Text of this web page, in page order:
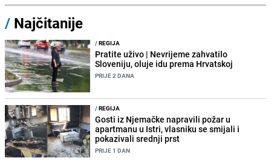
/ Najčitanije
/REGIJA
Pratite uživo | Nevrijeme zahvatilo
Sloveniju, oluje idu prema Hrvatskoj
PRIJE 2 DANA
/REGIJA
Gosti iz Njemačke napravili požar u
apartmanu u Istri, vlasniku se smijali i
pokazivali srednji prst
PRIJE 1 DAN